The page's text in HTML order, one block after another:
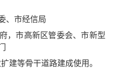
、市经信局
，市高新区管委会、市新型
建等骨干道路建成使用。